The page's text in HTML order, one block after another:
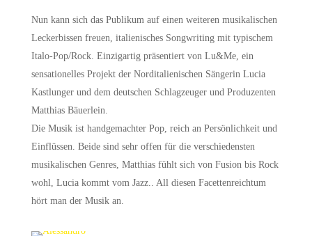
Nun kann sich das Publikum auf einen weiteren musikalischen
Leckerbissen freuen, italienisches Songwriting mit typischem
Italo-Pop/Rock. Einzigartig präsentiert von Lu&Me, ein
sensationelles Projekt der Norditalienischen Sängerin Lucia
Kastlunger und dem deutschen Schlagzeuger und Produzenten
Matthias Bäuerlein.
Die Musik ist handgemachter Pop, reich an Persönlichkeit und
Einflüssen. Beide sind sehr offen für die verschiedensten
musikalischen Genres, Matthias fühlt sich von Fusion bis Rock
wohl, Lucia kommt vom Jazz.. All diesen Facettenreichtum
hört man der Musik an.